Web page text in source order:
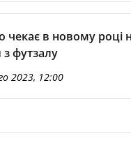
чекає в новому році
з футзалу
2023, 12:00